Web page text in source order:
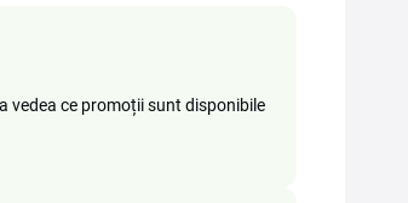
vedea ce promoții sunt disponibile